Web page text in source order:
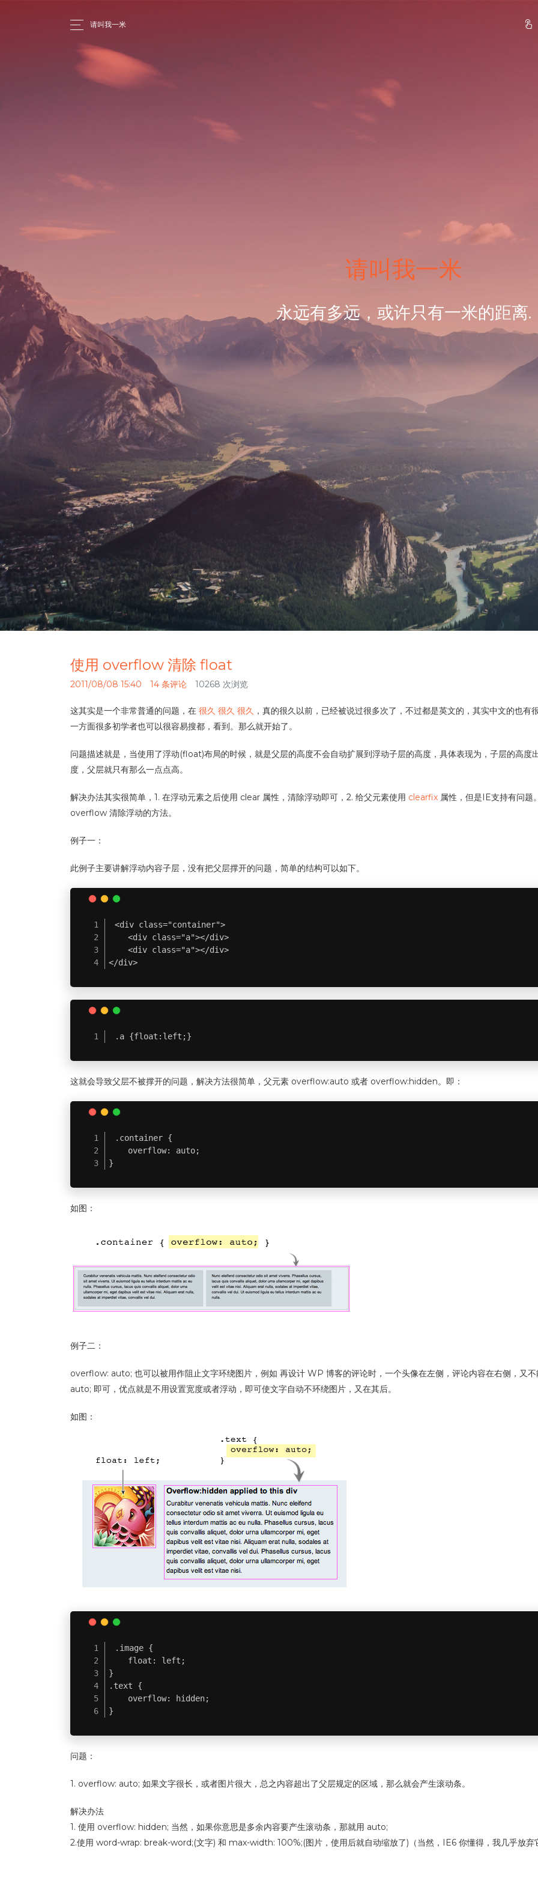
请叫我一米
请叫我一米
永远有多远，或许只有一米的距离.
使用 overflow 清除 float
2011/08/08 15:40 14 条评论 10268 次浏览
这其实是一个非常普通的问题，在 很久 很久 很久 ，真的很久以前，已经被说过很多次了，不过都是英文的，其实中文的也
一方面很多初学者也可以很容易搜都，看到。那么就开始了。
问题描述就是，当使用了浮动(float)布局的时候，就是父层的高度不会自动扩展到浮动子层的高度，具体表现为，子层的高度
度，父层就只有那么一点点高。
解决办法其实很简单，1. 在浮动元素之后使用 clear 属性，清除浮动即可，2. 给父元素使用 clearfix 属性，但是IE支持有问
overflow 清除浮动的方法。
例子一：
此例子主要讲解浮动内容子层，没有把父层撑开的问题，简单的结构可以如下。
<div class="container">
    <div class="a"></div>
    <div class="a"></div>
</div>
.a {float:left;}
这就会导致父层不被撑开的问题，解决方法很简单，父元素 overflow:auto 或者 overflow:hidden。即：
.container {
    overflow: auto;
}
如图：
例子二：
overflow: auto; 也可以被用作阻止文字环绕图片，例如 再设计 WP 博客的评论时，一个头像在左侧，评论内容在右侧，又
auto; 即可，优点就是不用设置宽度或者浮动，即可使文字自动不环绕图片，又在其后。
如图：
.image {
    float: left;
}
.text {
    overflow: hidden;
}
问题：
1. overflow: auto; 如果文字很长，或者图片很大，总之内容超出了父层规定的区域，那么就会产生滚动条。
解决办法
1. 使用 overflow: hidden; 当然，如果你意思是多余内容要产生滚动条，那就用 auto;
2.使用 word-wrap: break-word;(文字) 和 max-width: 100%;(图片，使用后就自动缩放了)（当然，IE6 你懂得，我几乎放弃